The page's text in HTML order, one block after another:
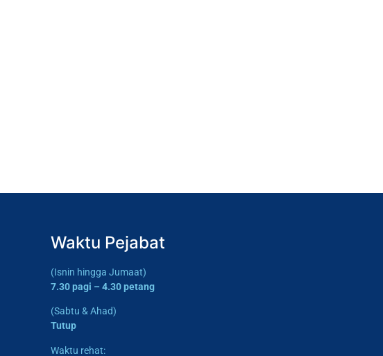
Waktu Pejabat
(Isnin hingga Jumaat)
7.30 pagi – 4.30 petang
(Sabtu & Ahad)
Tutup
Waktu rehat: